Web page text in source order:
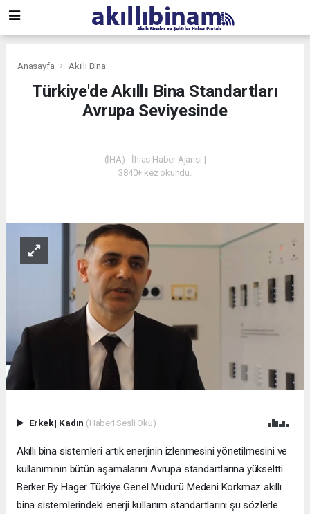
Anasayfa Akıllı Bina
Türkiye'de Akıllı Bina Standartları
Avrupa Seviyesinde
(İHA) - İhlas Haber Ajansı |
3840+ kez okundu.
Erkek| Kadın (Haberi Sesli Oku)
Akıllı bina sistemleri artık enerjinin izlenmesini yönetilmesini ve
kullanımının bütün aşamalarını Avrupa standartlarına yükseltti.
Berker By Hager Türkiye Genel Müdürü Medeni Korkmaz akıllı
bina sistemlerindeki enerji kullanım standartlarını şu sözlerle